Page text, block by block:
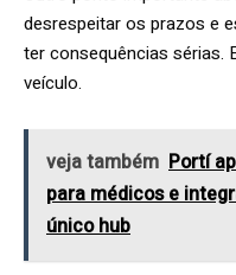
desrespeitar os prazos e
ter consequências sérias.
veículo.
veja também Portí
para médicos e
único hub